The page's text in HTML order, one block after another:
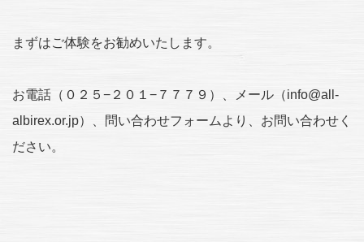
まずはご体験をお勧めいたします。
お電話（０２５−２０１−７７７９）、メール（info@all-
albirex.or.jp）、問い合わせフォームより、お問い合わせく
ださい。